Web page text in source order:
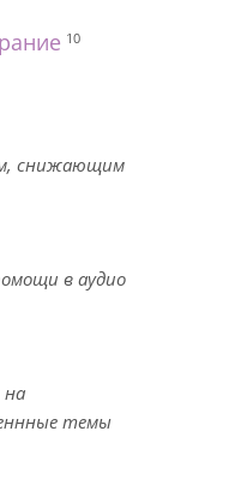
10
снижающим
в аудио
на
темы